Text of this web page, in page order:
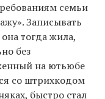
семьи
Записывать
тогда жила,
без
на ютьюбе
со штрихкодом
быстро стал